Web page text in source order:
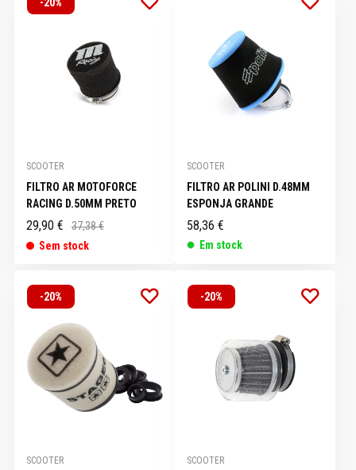
SCOOTER
FILTRO AR MOTOFORCE
RACING D.50MM PRETO
29,90 €
37,38 €
Sem stock
SCOOTER
FILTRO AR POLINI D.48MM
ESPONJA GRANDE
58,36 €
Em stock
-20%
SCOOTER
-20%
SCOOTER